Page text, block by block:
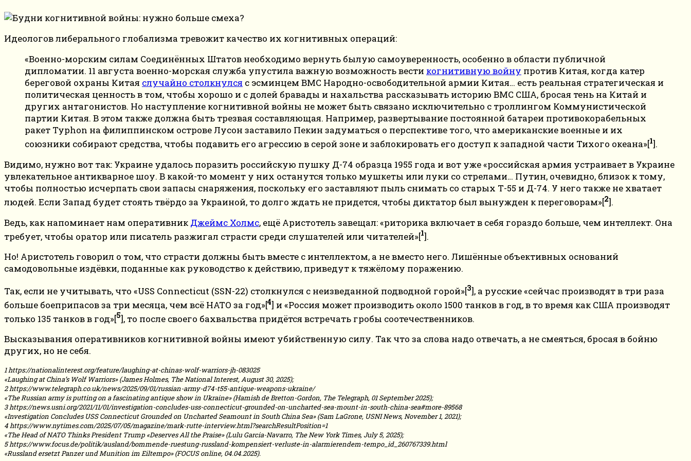
Идеологов либерального глобализма тревожит качество их когнитивных операций:
«Военно-морским силам Соединённых Штатов необходимо вернуть былую самоуверенность, особенно в области публичной
дипломатии. 11 августа военно-морская служба упустила важную возможность вести когнитивную войну против Китая, когда катер
береговой охраны Китая случайно столкнулся с эсминцем ВМС Народно-освободительной армии Китая… есть реальная стратегическая и
политическая ценность в том, чтобы хорошо и с долей бравады и нахальства рассказывать историю ВМС США, бросая тень на Китай и
других антагонистов. Но наступление когнитивной войны не может быть связано исключительно с троллингом Коммунистической
партии Китая. В этом также должна быть трезвая составляющая. Например, развертывание постоянной батареи противокорабельных
ракет Typhon на филиппинском острове Лусон заставило Пекин задуматься о перспективе того, что американские военные и их
союзники собирают средства, чтобы подавить его агрессию в серой зоне и заблокировать его доступ к западной части Тихого океана»[1].
Видимо, нужно вот так: Украине удалось поразить российскую пушку Д-74 образца 1955 года и вот уже«российская армия устраивает в Украине
увлекательное антикварное шоу. В какой-то момент у них останутся только мушкеты или луки со стрелами… Путин, очевидно, близок к тому,
чтобы полностью исчерпать свои запасы снаряжения, поскольку его заставляют пыль снимать со старых Т-55 и Д-74. У него также не хватает
людей. Если Запад будет стоять твёрдо за Украиной, то долго ждать не придется, чтобы диктатор был вынужден к переговорам»[2].
Ведь, как напоминает нам оперативник Джеймс Холмс, ещё Аристотель завещал: «риторика включает в себя гораздо больше, чем интеллект. Она
требует, чтобы оратор или писатель разжигал страсти среди слушателей или читателей»[1].
Но! Аристотель говорил о том, что страсти должны быть вместе с интеллектом, а не вместо него. Лишённые объективных оснований
самодовольные издёвки, поданные как руководство к действию, приведут к тяжёлому поражению.
Так, если не учитывать, что «USS Connecticut (SSN-22) столкнулся с неизведанной подводной горой»[3], а русские «сейчас производят в три раза
больше боеприпасов за три месяца, чем всё НАТО за год»[4] и «Россия может производить около 1500 танков в год, в то время как США производят
только 135 танков в год»[5], то после своего бахвальства придётся встречать гробы соотечественников.
Высказывания оперативников когнитивной войны имеют убийственную силу. Так что за слова надо отвечать, а не смеяться, бросая в бойню
других, но не себя.
1 https://nationalinterest.org/feature/laughing-at-chinas-wolf-warriors-jh-083025
«Laughing at China’s Wolf Warriors» (James Holmes, The National Interest, August 30, 2025);
2 https://www.telegraph.co.uk/news/2025/09/01/russian-army-d74-t55-antique-weapons-ukraine/
«The Russian army is putting on a fascinating antique show in Ukraine» (Hamish de Bretton-Gordon, The Telegraph, 01 September 2025);
3 https://news.usni.org/2021/11/01/investigation-concludes-uss-connecticut-grounded-on-uncharted-sea-mount-in-south-china-sea#more-89568
«Investigation Concludes USS Connecticut Grounded on Uncharted Seamount in South China Sea» (Sam LaGrone, USNI News, November 1, 2021);
4 https://www.nytimes.com/2025/07/05/magazine/mark-rutte-interview.html?searchResultPosition=1
«The Head of NATO Thinks President Trump «Deserves All the Praise» (Lulu Garcia-Navarro, The New York Times, July 5, 2025);
5 https://www.focus.de/politik/ausland/bommende-ruestung-russland-kompensiert-verluste-in-alarmierendem-tempo_id_260767339.html
«Russland ersetzt Panzer und Munition im Eiltempo» (FOCUS online, 04.04.2025).